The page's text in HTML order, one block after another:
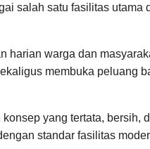
salah satu fasilitas utama
harian warga dan
membuka peluang
yang tertata, bersih,
standar fasilitas